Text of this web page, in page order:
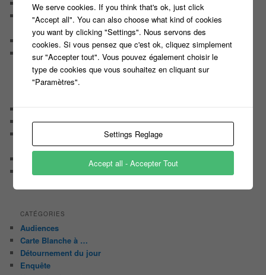
MarcdansDéroulement du casting des 12 coups de Midi
MimidansLa liste des 98 plus grands Maestros de l’histoire
de ‘N’oubliez pas les Paroles’
Hubacdans Déroulement du casting des 12 coups de Midi
Éternel PrévudansLes conseils d’Arsène pour gagner à
« N’oubliez pas les paroles » de Nagui sur France 2
Casting Ouvert Pour le nouveau jeu de Jarry ‘The Imposter’
Nouveau casting, nouveau jeu TV produit par Fremantle
Casting pour un nouveau jeu de Culture générale animé par
Bruno Guillon sur La 2
Casting pour une nouvelle émission Tv de Brocante
Participez en binôme à un nouveau JEU MUSICAL et tentez
CATÉGORIES
Audiences
Carte Blanche à …
Détournement du jour
Enquête
We serve cookies. If you think that's ok, just click
"Accept all". You can also choose what kind of cookies
you want by clicking "Settings". Nous servons des
cookies. Si vous pensez que c'est ok, cliquez simplement
sur "Accepter tout". Vous pouvez également choisir le
type de cookies que vous souhaitez en cliquant sur
"Paramètres".
Settings Reglage
Accept all - Accepter Tout